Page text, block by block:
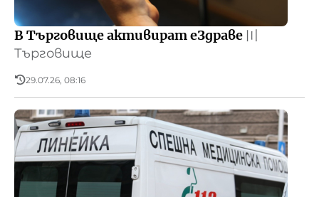
В Търговище активират еЗдраве 〣
Търговище
29.07.26, 08:16